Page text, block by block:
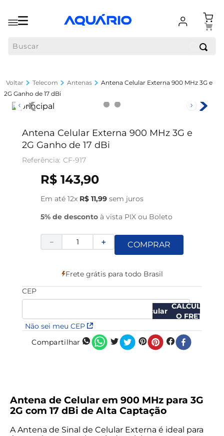
Telecom Antenas
Antena Celular Externa 900 MHz 3G e
2G Ganho de 17 dBi
Antena Celular Externa 900 MHz 3G e
2G Ganho de 17 dBi
CF-917
R$ 143,90
Em até 12x R$ 11,99 sem juros
5% de desconto à vista PIX ou Boleto
＋
－ COMPRAR
Frete grátis para todo Brasil
CEP
Não sei meu CEP
CALCULAR
O FRETE
Compartilhar
Antena de Celular em 900 MHz para 3G
2G com 17 dBi de Alta Captação
A Antena de Sinal de Celular Externa é ideal para